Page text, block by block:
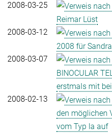
2008-03-25
Reimar Lüst
2008-03-12
2008 für
2008-03-07
BINOCULAR
erstmals mit
2008-02-13
den möglichen
vom Typ Ia auf